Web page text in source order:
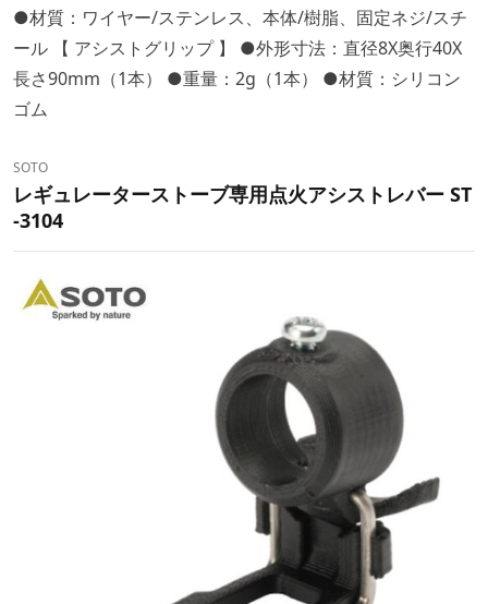
●材質：ワイヤー/ステンレス、本体/樹脂、固定ネジ/スチ
ール 【 アシストグリップ 】 ●外形寸法：直径8X奥行40X
長さ90mm（1本） ●重量：2g（1本） ●材質：シリコン
ゴム
SOTO
レギュレーターストーブ専用点火アシストレバー ST
-3104